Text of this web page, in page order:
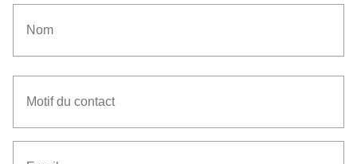
Prénom
du
contact
*